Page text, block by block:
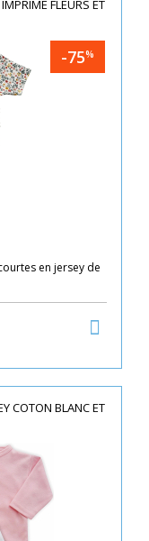
FLEURS ET
-75%
en jersey de
COTON BLANC ET